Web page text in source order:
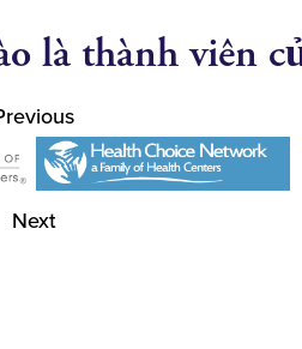
là thành viên
Next